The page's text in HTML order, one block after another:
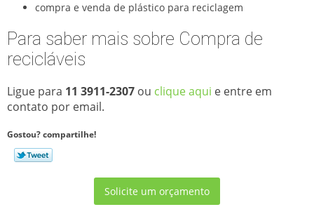
compra e venda de plástico para reciclagem
Para saber mais sobre Compra de
recicláveis
Ligue para 11 3911-2307 ou clique aqui e entre em
contato por email.
Gostou? compartilhe!
Solicite um orçamento